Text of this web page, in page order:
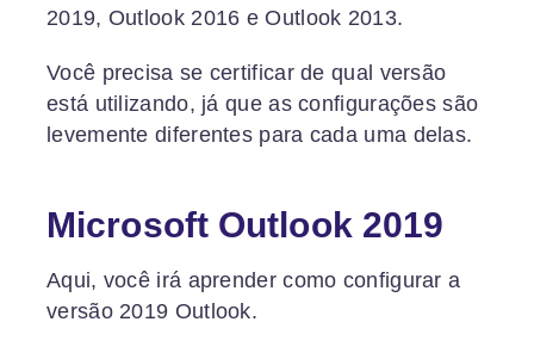
2019, Outlook 2016 e Outlook 2013.
Você precisa se certificar de qual versão
está utilizando, já que as configurações são
levemente diferentes para cada uma delas.
Microsoft Outlook 2019
Aqui, você irá aprender como configurar a
versão 2019 Outlook.